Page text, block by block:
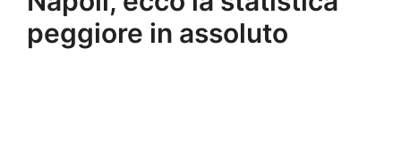
peggiore in assoluto